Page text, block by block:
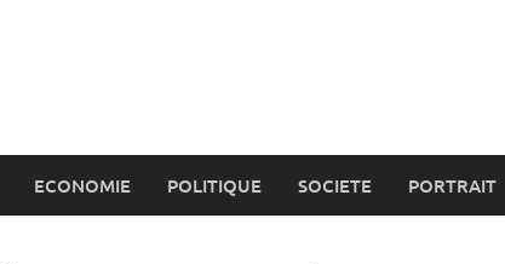
ECONOMIE POLITIQUE SOCIETE PORTRAIT